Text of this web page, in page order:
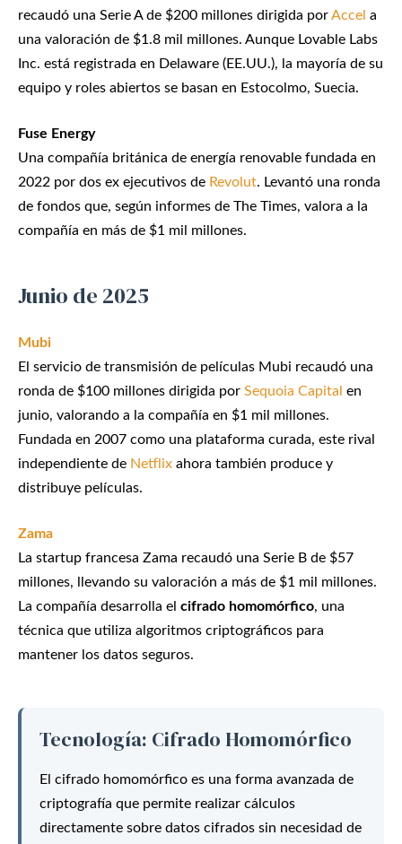
recaudó una Serie A de $200 millones dirigida porAccel a
una valoración de $1.8 mil millones. Aunque Lovable Labs
Inc. está registrada en Delaware (EE.UU.), la mayoría de su
equipo y roles abiertos se basan en Estocolmo, Suecia.
Fuse Energy
Una compañía británica de energía renovable fundada en
2022 por dos ex ejecutivos de Revolut. Levantó una ronda
de fondos que, según informes de The Times, valora a la
compañía en más de $1 mil millones.
Junio de 2025
Mubi
El servicio de transmisión de películas Mubi recaudó una
ronda de $100 millones dirigida por Sequoia Capital en
junio, valorando a la compañía en $1 mil millones.
Fundada en 2007 como una plataforma curada, este rival
independiente de Netflix ahora también produce y
distribuye películas.
Zama
La startup francesa Zama recaudó una Serie B de $57
millones, llevando su valoración a más de $1 mil millones.
La compañía desarrolla el cifrado homomórfico, una
técnica que utiliza algoritmos criptográficos para
mantener los datos seguros.
Tecnología: Cifrado Homomórfico
El cifrado homomórfico es una forma avanzada de
criptografía que permite realizar cálculos
directamente sobre datos cifrados sin necesidad de